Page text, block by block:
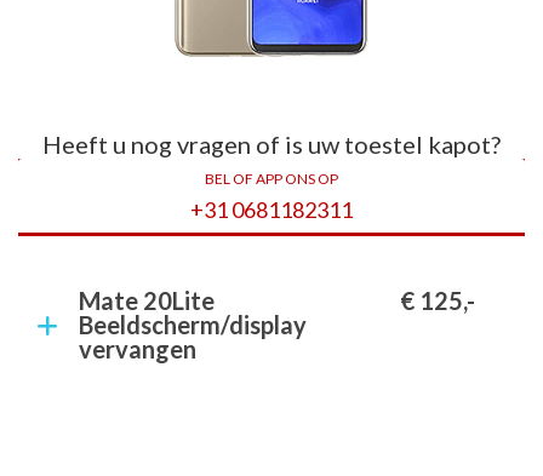
Heeft u nog vragen of is uw toestel kapot?
BEL OF APP ONS OP
+31 0681182311
Mate 20Lite
Beeldscherm/display
vervangen
€ 125,-